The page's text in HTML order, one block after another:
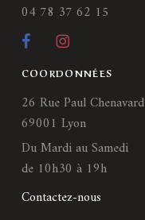
04 78 37 62 15
COORDONNÉES
26 Rue Paul Chenavard
69001 Lyon
Du Mardi au Samedi
de 10h30 à 19h
Contactez-nous